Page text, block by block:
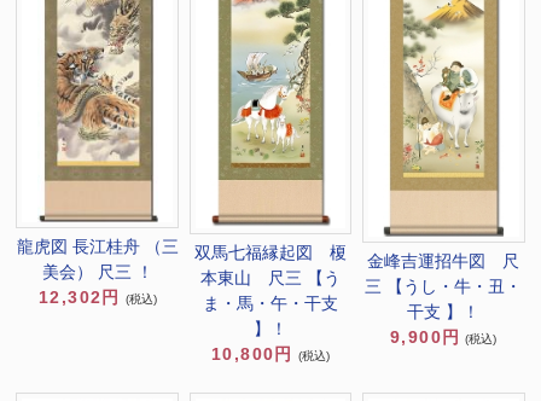
龍虎図 長江桂舟 （三
美会） 尺三 ！
12,302円
(税込)
双馬七福縁起図 榎
本東山 尺三 【う
ま・馬・午・干支
】！
10,800円
(税込)
金峰吉運招牛図 尺
三 【うし・牛・丑・
干支 】！
9,900円
(税込)